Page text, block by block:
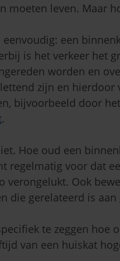
moeten leven. Maar
een
is het verkeer het
worden en
zijn en hierdoor
bijvoorbeeld door
.
Hoe oud een
regelmatig voor dat
verongelukt. Ook
die gerelateerd is aan
te zeggen hoe
van een huiskat